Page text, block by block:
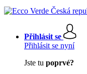
Přihlásit se
Přihlásit se nyní
Jste tu poprvé?